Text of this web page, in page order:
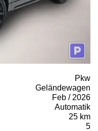
Pkw
Geländewagen
Feb / 2026
Automatik
25 km
5